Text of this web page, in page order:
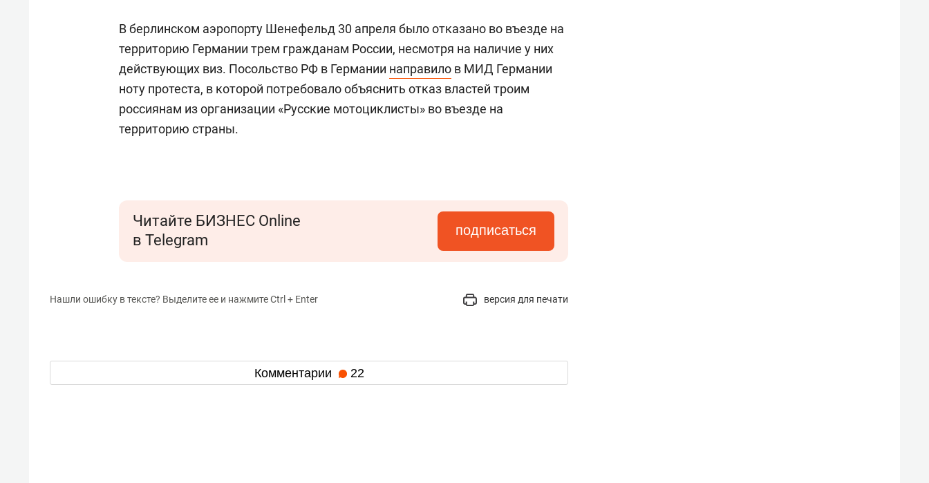
В берлинском аэропорту Шенефельд 30 апреля было отказано во въезде на
территорию Германии трем гражданам России, несмотря на наличие у них
действующих виз. Посольство РФ в Германии направило в МИД Германии
ноту протеста, в которой потребовало объяснить отказ властей троим
россиянам из организации «Русские мотоциклисты» во въезде на
территорию страны.
Читайте БИЗНЕС Online
в Telegram
подписаться
Нашли ошибку в тексте? Выделите ее и нажмите Ctrl + Enter версия для печати
Комментарии 22